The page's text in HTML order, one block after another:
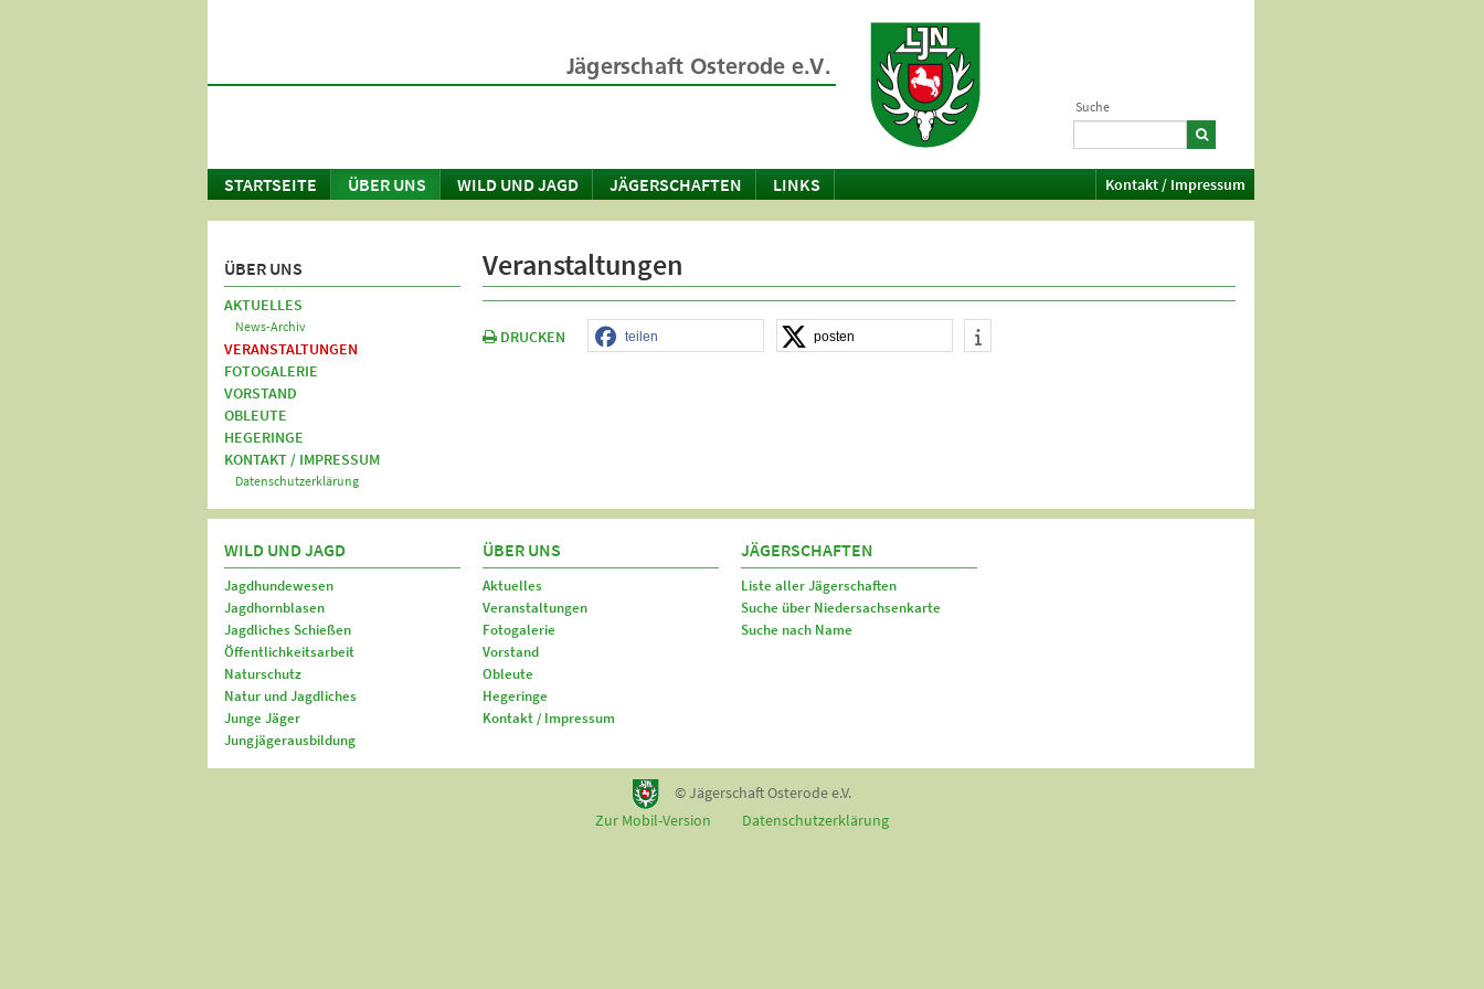
Suche
STARTSEITE ÜBER UNS WILD UND JAGD JÄGERSCHAFTEN LINKS Kontakt / Impressum
ÜBER UNS
AKTUELLES
News-Archiv
VERANSTALTUNGEN
FOTOGALERIE
VORSTAND
OBLEUTE
HEGERINGE
KONTAKT / IMPRESSUM
Datenschutzerklärung
Veranstaltungen
DRUCKEN teilen posten
WILD UND JAGD
Jagdhundewesen
Jagdhornblasen
Jagdliches Schießen
Öffentlichkeitsarbeit
Naturschutz
Natur und Jagdliches
Junge Jäger
Jungjägerausbildung
ÜBER UNS
Aktuelles
Veranstaltungen
Fotogalerie
Vorstand
Obleute
Hegeringe
Kontakt / Impressum
JÄGERSCHAFTEN
Liste aller Jägerschaften
Suche über Niedersachsenkarte
Suche nach Name
© Jägerschaft Osterode e.V.
Zur Mobil-Version
Datenschutzerklärung